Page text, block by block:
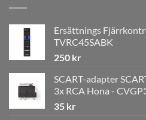
Ersättnings
TVRC45SABK
250 kr
SCART-adapter
3x RCA Hona -
35 kr